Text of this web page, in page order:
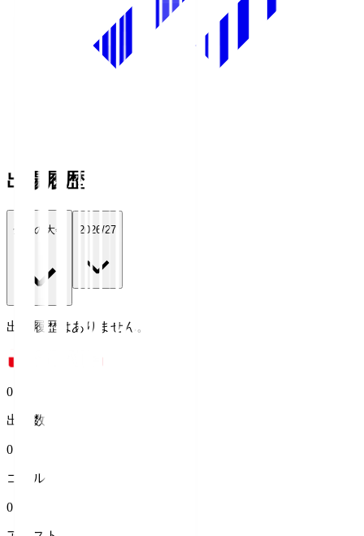
出場履歴
全ての大会 2026/27
出場履歴はありません。
0
出場数
0
ゴール
0